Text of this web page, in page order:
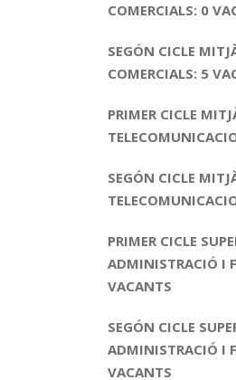
COMERCIALS: 0
SEGÓN CICLE
COMERCIALS: 5
PRIMER CICLE
SEGÓN CICLE
PRIMER CICLE
ADMINISTRACIÓ I
VACANTS
SEGÓN CICLE
ADMINISTRACIÓ I
VACANTS